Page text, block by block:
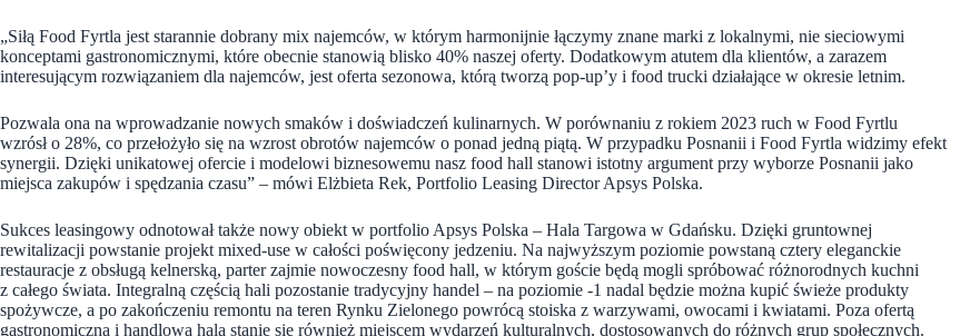
„Siłą Food Fyrtla jest starannie dobrany mix najemców, w którym harmonijnie łączymy znane marki z lokalnymi, nie sieciowymi
konceptami gastronomicznymi, które obecnie stanowią blisko 40% naszej oferty. Dodatkowym atutem dla klientów, a zarazem
interesującym rozwiązaniem dla najemców, jest oferta sezonowa, którą tworzą pop-up’y i food trucki działające w okresie letnim.
Pozwala ona na wprowadzanie nowych smaków i doświadczeń kulinarnych. W porównaniu z rokiem 2023 ruch w Food Fyrtlu
wzrósł o 28%, co przełożyło się na wzrost obrotów najemców o ponad jedną piątą. W przypadku Posnanii i Food Fyrtla widzimy efekt
synergii. Dzięki unikatowej ofercie i modelowi biznesowemu nasz food hall stanowi istotny argument przy wyborze Posnanii jako
miejsca zakupów i spędzania czasu” – mówi Elżbieta Rek, Portfolio Leasing Director Apsys Polska.
Sukces leasingowy odnotował także nowy obiekt w portfolio Apsys Polska – Hala Targowa w Gdańsku. Dzięki gruntownej
rewitalizacji powstanie projekt mixed-use w całości poświęcony jedzeniu. Na najwyższym poziomie powstaną cztery eleganckie
restauracje z obsługą kelnerską, parter zajmie nowoczesny food hall, w którym goście będą mogli spróbować różnorodnych kuchni
z całego świata. Integralną częścią hali pozostanie tradycyjny handel – na poziomie -1 nadal będzie można kupić świeże produkty
spożywcze, a po zakończeniu remontu na teren Rynku Zielonego powrócą stoiska z warzywami, owocami i kwiatami. Poza ofertą
gastronomiczną i handlową hala stanie się również miejscem wydarzeń kulturalnych, dostosowanych do różnych grup społecznych.